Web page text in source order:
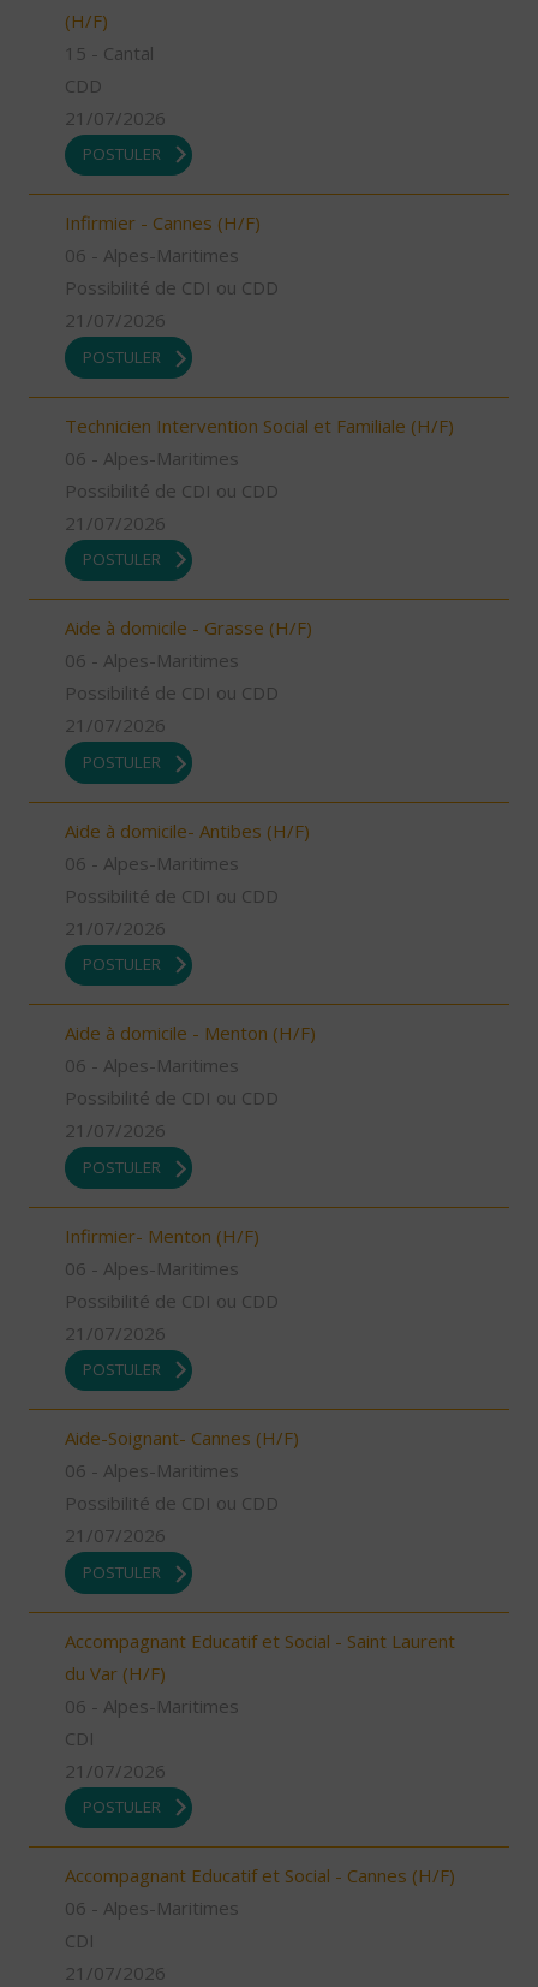
(H/F)
15 - Cantal
CDD
21/07/2026
POSTULER
Infirmier - Cannes (H/F)
06 - Alpes-Maritimes
Possibilité de CDI ou CDD
21/07/2026
POSTULER
Technicien Intervention Social et Familiale (H/F)
06 - Alpes-Maritimes
Possibilité de CDI ou CDD
21/07/2026
POSTULER
Aide à domicile - Grasse (H/F)
06 - Alpes-Maritimes
Possibilité de CDI ou CDD
21/07/2026
POSTULER
Aide à domicile- Antibes (H/F)
06 - Alpes-Maritimes
Possibilité de CDI ou CDD
21/07/2026
POSTULER
Aide à domicile - Menton (H/F)
06 - Alpes-Maritimes
Possibilité de CDI ou CDD
21/07/2026
POSTULER
Infirmier- Menton (H/F)
06 - Alpes-Maritimes
Possibilité de CDI ou CDD
21/07/2026
POSTULER
Aide-Soignant- Cannes (H/F)
06 - Alpes-Maritimes
Possibilité de CDI ou CDD
21/07/2026
POSTULER
Accompagnant Educatif et Social - Saint Laurent
du Var (H/F)
06 - Alpes-Maritimes
CDI
21/07/2026
POSTULER
Accompagnant Educatif et Social - Cannes (H/F)
06 - Alpes-Maritimes
CDI
21/07/2026